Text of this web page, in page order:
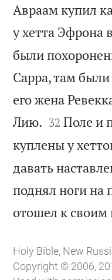
Авраам купил
у хетта Эфрона
были
Сарра, там
его жена
Лию. 

32 Поле и
куплены у
давать
поднял ноги на
отошел к своим
Holy Bible, New
Copyright © 2006,